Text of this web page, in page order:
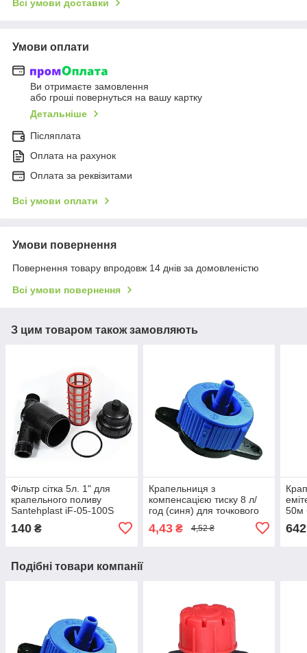
Всі умови доставки
Умови оплати
Ви отримаєте замовлення
або гроші повернуться на вашу картку
Детальніше
Післяплата
Оплата на рахунок
Оплата за реквізитами
Всі умови оплати
Умови повернення
Повернення товару впродовж 14 днів за домовленістю
Всі умови повернення
З цим товаром також замовляють
Фільтр сітка 5л. 1" для
крапельного поливу
Santehplast iF-05-100S
140 ₴
Крапельниця з
компенсацією тиску 8 л/
год (синя) для точкового
SantehPlast SL-015
4,43₴ 4,52 ₴
50м
642
Подібні товари компанії